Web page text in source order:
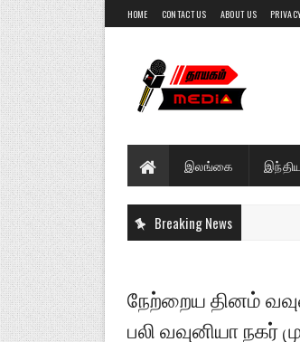
HOME CONTACT US ABOUT US
இலங்கை
Breaking News
நேற்றைய தினம்
பலி வவுனியா நகர்